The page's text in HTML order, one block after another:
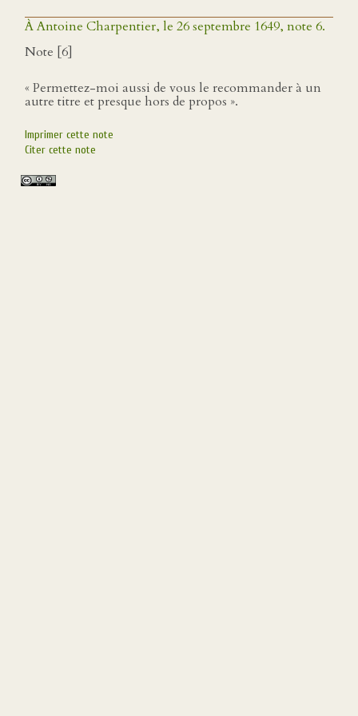
À Antoine Charpentier, le 26 septembre 1649, note 6.
Note [6]
« Permettez-moi aussi de vous le recommander à un
autre titre et presque hors de propos ».
Imprimer cette note
Citer cette note